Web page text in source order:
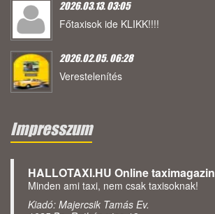
2026.03.13. 03:05
Főtaxisok ide KLIKK!!!!
2026.02.05. 06:28
Verestelenítés
Impresszum
HALLOTAXI.HU Online taximagazin
Minden ami taxi, nem csak taxisoknak!
Kiadó: Majercsik Tamás Ev.